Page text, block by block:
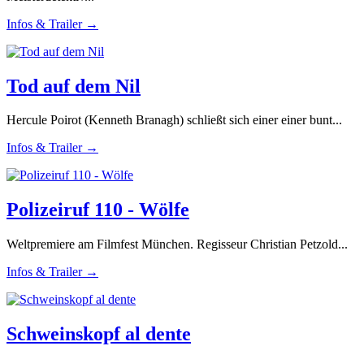
Infos & Trailer →
Tod auf dem Nil
Hercule Poirot (Kenneth Branagh) schließt sich einer einer bunt...
Infos & Trailer →
Polizeiruf 110 - Wölfe
Weltpremiere am Filmfest München. Regisseur Christian Petzold...
Infos & Trailer →
Schweinskopf al dente